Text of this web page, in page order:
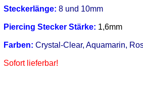
Steckerlänge: 8 und 10mm
Piercing Stecker Stärke: 1,6mm
Farben: Crystal-Clear, Aquamarin,
Sofort lieferbar!